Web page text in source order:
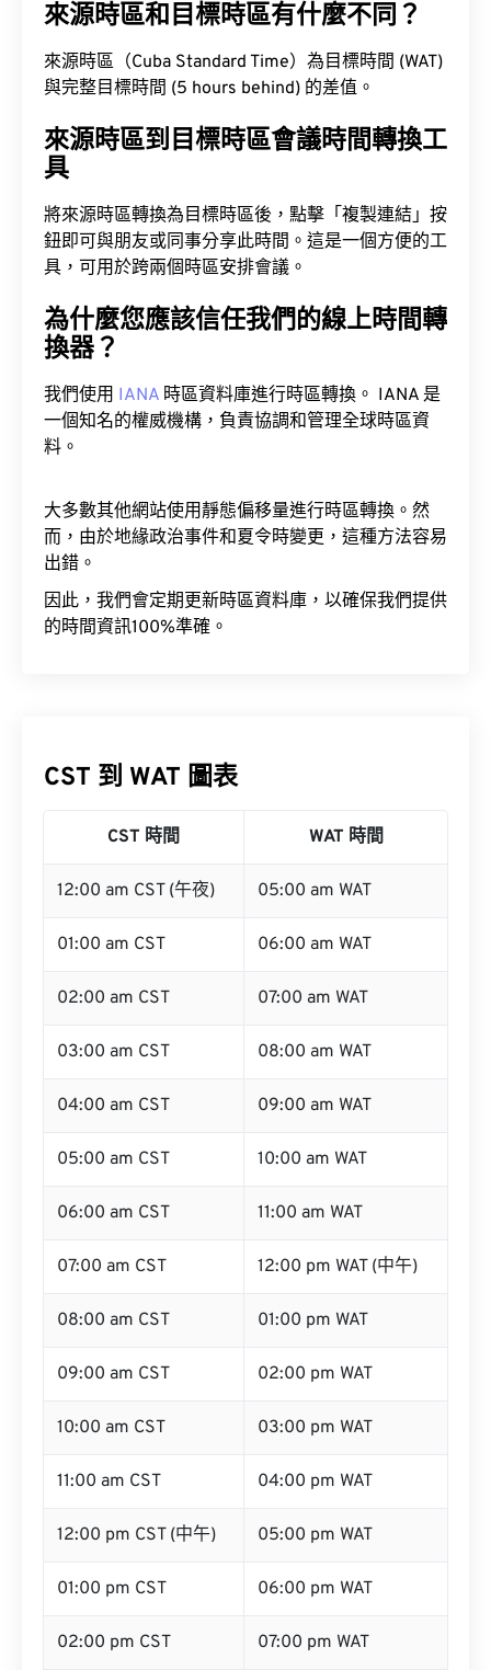
來源時區和目標時區有什麼不同？
來源時區（Cuba Standard Time）為目標時間 (WAT)
與完整目標時間 (5 hours behind) 的差值。
來源時區到目標時區會議時間轉換工
具
將來源時區轉換為目標時區後，點擊「複製連結」按
鈕即可與朋友或同事分享此時間。這是一個方便的工
具，可用於跨兩個時區安排會議。
為什麼您應該信任我們的線上時間轉
換器？
我們使用 IANA 時區資料庫進行時區轉換。 IANA 是
一個知名的權威機構，負責協調和管理全球時區資
料。
大多數其他網站使用靜態偏移量進行時區轉換。然
而，由於地緣政治事件和夏令時變更，這種方法容易
出錯。
因此，我們會定期更新時區資料庫，以確保我們提供
的時間資訊100%準確。
CST 到 WAT 圖表
CST 時間 WAT 時間
12:00 am CST (午夜) 05:00 am WAT
01:00 am CST 06:00 am WAT
02:00 am CST 07:00 am WAT
03:00 am CST 08:00 am WAT
04:00 am CST 09:00 am WAT
05:00 am CST 10:00 am WAT
06:00 am CST 11:00 am WAT
07:00 am CST 12:00 pm WAT (中午)
08:00 am CST 01:00 pm WAT
09:00 am CST 02:00 pm WAT
10:00 am CST 03:00 pm WAT
11:00 am CST 04:00 pm WAT
12:00 pm CST (中午) 05:00 pm WAT
01:00 pm CST 06:00 pm WAT
02:00 pm CST 07:00 pm WAT